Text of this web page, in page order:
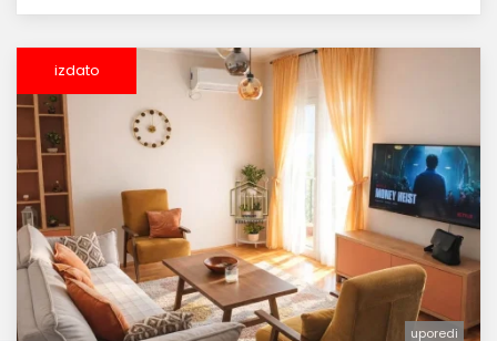
izdato
uporedi